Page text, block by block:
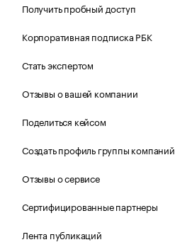
Получить пробный доступ
Корпоративная подписка РБК
Стать экспертом
Отзывы о вашей компании
Поделиться кейсом
Создать профиль группы компаний
Отзывы о сервисе
Сертифицированные партнеры
Лента публикаций